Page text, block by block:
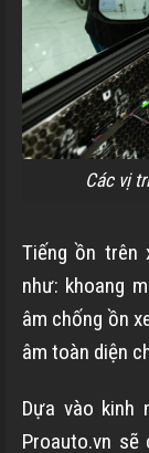
Các vị
Tiếng ồn trên
như: khoang
âm chống ồn
âm toàn diện
Dựa vào kinh
Proauto.vn